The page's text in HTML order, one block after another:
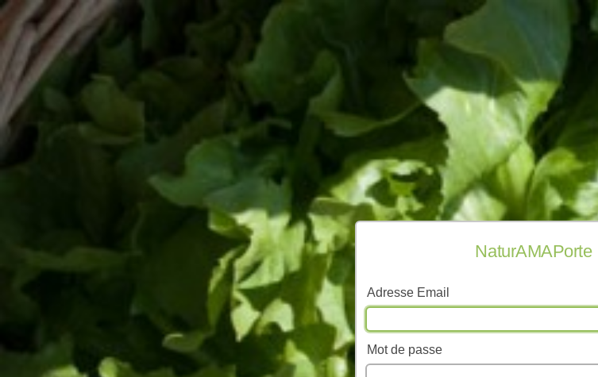
NaturAMAPorte
Adresse Email
Mot de passe